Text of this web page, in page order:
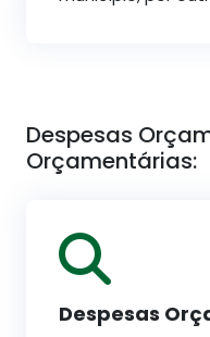
Despesas
Orçamentárias:
Despesas